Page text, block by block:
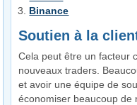
Binance
Soutien à la
Cela peut être un facteur
nouveaux traders.
et avoir une équipe de
économiser beaucoup de